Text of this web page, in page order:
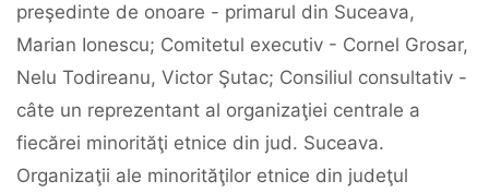
preşedinte de onoare - primarul din Suceava,
Marian Ionescu; Comitetul executiv - Cornel Grosar,
Nelu Todireanu, Victor Şutac; Consiliul consultativ -
câte un reprezentant al organizaţiei centrale a
fiecărei minorităţi etnice din jud. Suceava.
Organizaţii ale minorităţilor etnice din judeţul